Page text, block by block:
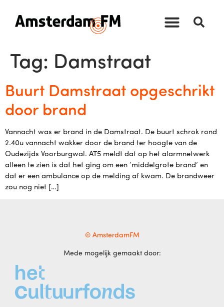
Tag: Damstraat
Buurt Damstraat opgeschrikt
door brand
Vannacht was er brand in de Damstraat. De buurt schrok rond
2.40u vannacht wakker door de brand ter hoogte van de
Oudezijds Voorburgwal. AT5 meldt dat op het alarmnetwerk
alleen te zien is dat het ging om een ‘middelgrote brand’ en
dat er een ambulance op de melding af kwam. De brandweer
zou nog niet […]
© AmsterdamFM
Mede mogelijk gemaakt door: